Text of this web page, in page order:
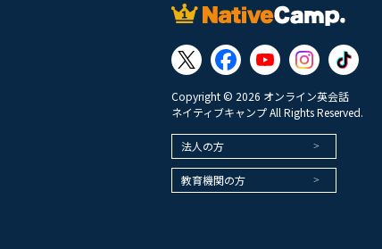
Copyright © 2026 オンライン英会話
ネイティブキャンプ All Rights Reserved.
法人の方
教育機関の方